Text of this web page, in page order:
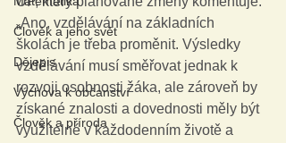
Člověk a jeho svět
Dějepis
Výchova k občanství
Člověk a příroda
„Ano, vzdělávání na základních
školách je třeba proměnit. Výsledky
vzdělávání musí směřovat jednak k
rozvoji osobnosti žáka, ale zároveň by
získané znalosti a dovednosti měly být
využitelné v každodenním životě a